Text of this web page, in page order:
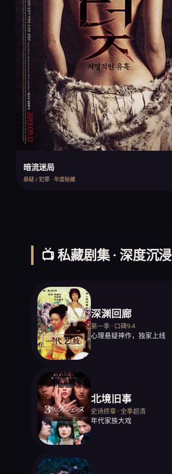
暗流迷局
悬疑 / 犯罪 · 年度秘藏
📺 私藏剧集 · 深度沉浸
深渊回廊
第一季 · 口碑9.4
心理悬疑神作，独家上线
北境旧事
史诗终章 · 全季超清
年代家族大戏